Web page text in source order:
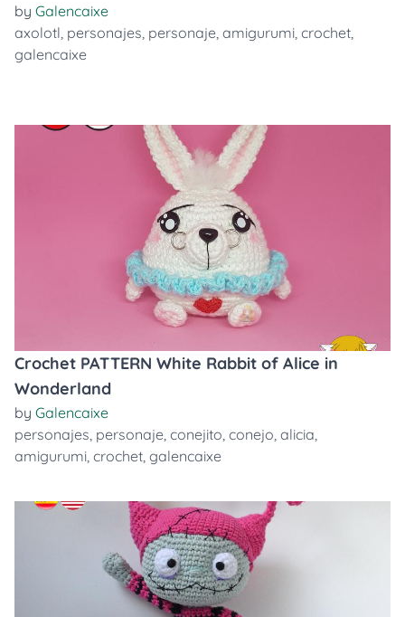
by Galencaixe
axolotl, personajes, personaje, amigurumi, crochet,
galencaixe
Crochet PATTERN White Rabbit of Alice in
Wonderland
by Galencaixe
personajes, personaje, conejito, conejo, alicia,
amigurumi, crochet, galencaixe